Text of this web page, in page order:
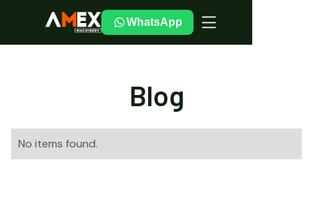
WhatsApp
Blog
No items found.